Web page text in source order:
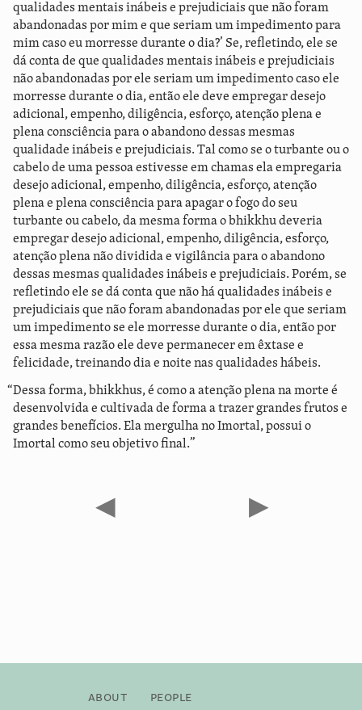
qualidades mentais inábeis e prejudiciais que não foram
abandonadas por mim e que seriam um impedimento para
mim caso eu morresse durante o dia?’ Se, refletindo, ele se
dá conta de que qualidades mentais inábeis e prejudiciais
não abandonadas por ele seriam um impedimento caso ele
morresse durante o dia, então ele deve empregar desejo
adicional, empenho, diligência, esforço, atenção plena e
plena consciência para o abandono dessas mesmas
qualidade inábeis e prejudiciais. Tal como se o turbante ou o
cabelo de uma pessoa estivesse em chamas ela empregaria
desejo adicional, empenho, diligência, esforço, atenção
plena e plena consciência para apagar o fogo do seu
turbante ou cabelo, da mesma forma o bhikkhu deveria
empregar desejo adicional, empenho, diligência, esforço,
atenção plena não dividida e vigilância para o abandono
dessas mesmas qualidades inábeis e prejudiciais. Porém, se
refletindo ele se dá conta que não há qualidades inábeis e
prejudiciais que não foram abandonadas por ele que seriam
um impedimento se ele morresse durante o dia, então por
essa mesma razão ele deve permanecer em êxtase e
felicidade, treinando dia e noite nas qualidades hábeis.
“Dessa forma, bhikkhus, é como a atenção plena na morte é
desenvolvida e cultivada de forma a trazer grandes frutos e
grandes benefícios. Ela mergulha no Imortal, possui o
Imortal como seu objetivo final.”
◀ ▶
About People